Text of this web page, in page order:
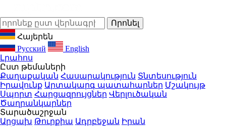
Հայերեն
Русский
English
Լրահոս
Ըստ թեմաների
Քաղաքական Հասարակություն Տնտեսություն
Իրավունք Արտակարգ պատահարներ Մշակույթ
Սպորտ Հարցազրույցներ Վերլուծական
Ծաղրանկարներ
Տարածաշրջան
Արցախ Թուրքիա Ադրբեջան Իրան